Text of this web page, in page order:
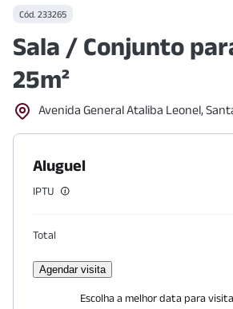
Cód. 233265
Sala / Conjunto
25m²
Avenida General Ataliba Leonel,
Aluguel
IPTU
Total
Agendar visita
Escolha a melhor data para